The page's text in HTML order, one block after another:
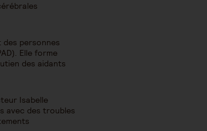
des personnes
Elle forme
des aidants
Isabelle
avec des troubles